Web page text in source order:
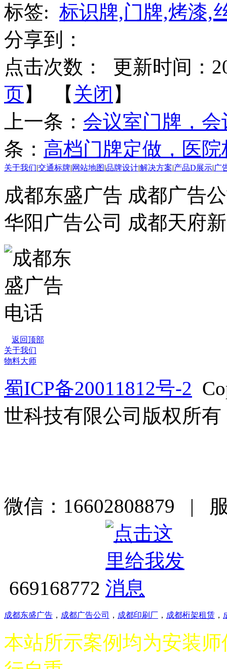
标签: 标识牌,门牌,烤漆,
分享到：
点击次数：
更新时间：
页】 【 关闭 】
上一条： 会议室门牌，
条： 高档门牌定做，医院
关于我们|交通标牌|网站地图|品牌设计|解决方案|产品D展示|广
成都东盛广告 成都广告
华阳广告公司 成都天府
返回顶部
关于我们
物料大师
蜀ICP备20011812号-2
世科技有限公司版权所有
微信：16602808879 |
669168772
成都东盛广告 ， 成都广告公司 ， 成都印刷厂 ， 成都桁架租赁 ，
本站所示案例均为安装